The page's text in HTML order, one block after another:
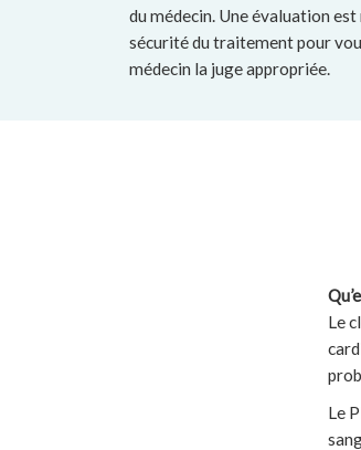
du médecin. Une évaluation
sécurité du traitement pour
médecin la juge appropriée.
Le
Le